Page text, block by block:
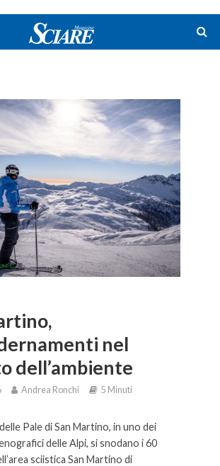
nel
dell’ambiente
Andrea Ronchi 5 Minuti
Pale di San Martino, in uno dei
delle Alpi, si snodano i 60
sciistica San Martino di